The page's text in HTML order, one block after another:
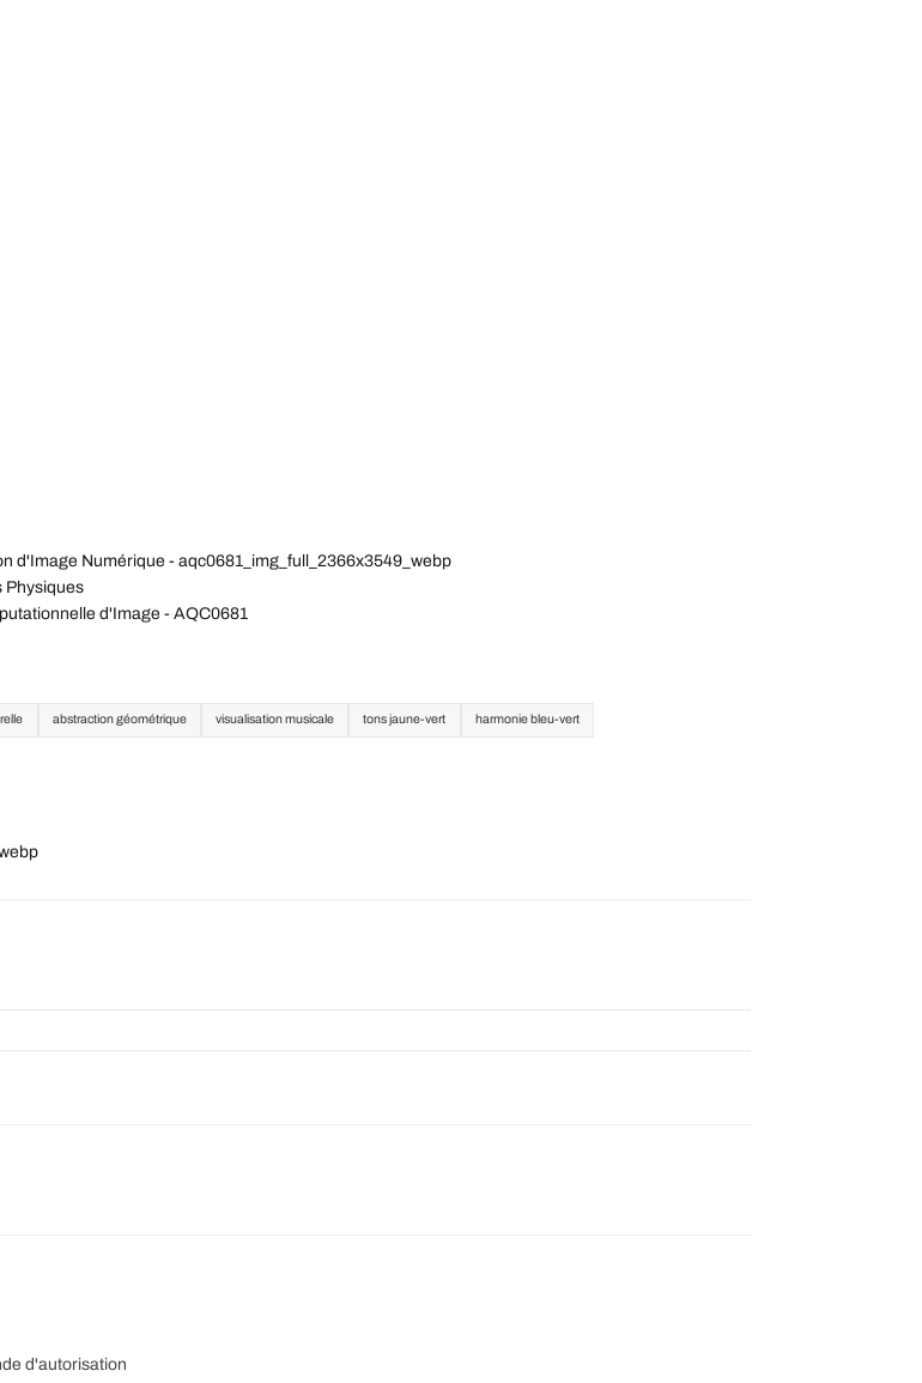
Numérique - aqc0681_img_full_2366x3549_webp
Physiques
d'Image - AQC0681
abstraction géométrique visualisation musicale tons jaune-vert harmonie bleu-vert
d'autorisation